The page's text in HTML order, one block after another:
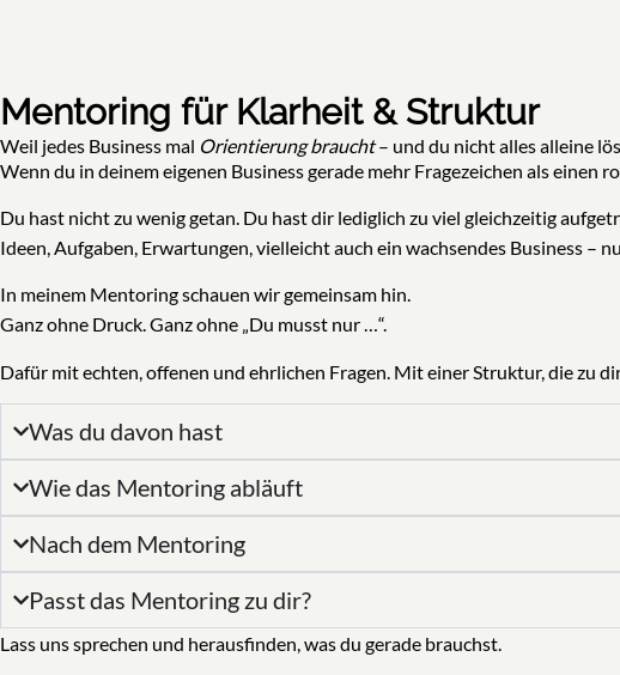
Mentoring für Klarheit & Struktur
Weil jedes Business mal Orientierung braucht– und du nicht alles alleine
Wenn du in deinem eigenen Business gerade mehr Fragezeichen als
Du hast nicht zu wenig getan. Du hast dir lediglich zu viel gleichzeitig
Ideen, Aufgaben, Erwartungen, vielleicht auch ein wachsendes Business –
In meinem Mentoring schauen wir gemeinsam hin.
Ganz ohne Druck. Ganz ohne „Du musst nur …“.
Dafür mit echten, offenen und ehrlichen Fragen. Mit einer Struktur, die zu
Was du davon hast
Wie das Mentoring abläuft
Nach dem Mentoring
Passt das Mentoring zu dir?
Lass uns sprechen und herausfinden, was du gerade brauchst.